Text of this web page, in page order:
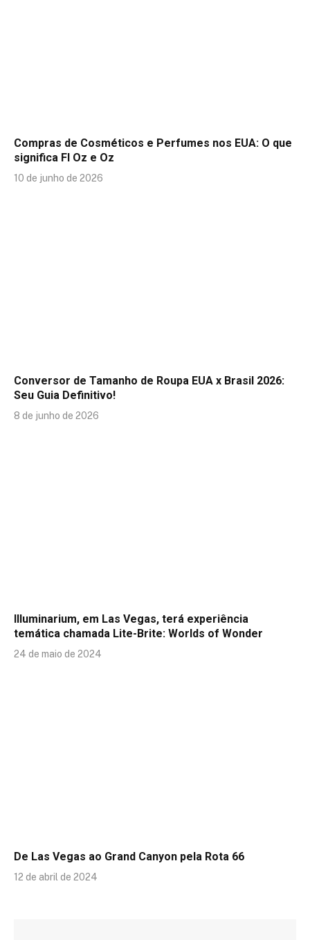
Compras de Cosméticos e Perfumes nos EUA: O que
significa Fl Oz e Oz
10 de junho de 2026
Conversor de Tamanho de Roupa EUA x Brasil 2026:
Seu Guia Definitivo!
8 de junho de 2026
Illuminarium, em Las Vegas, terá experiência
temática chamada Lite-Brite: Worlds of Wonder
24 de maio de 2024
De Las Vegas ao Grand Canyon pela Rota 66
12 de abril de 2024